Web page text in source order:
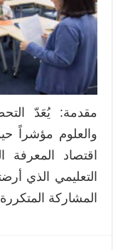
مقدمة: يُعَدّ
والعلوم مؤشراً
اقتصاد المعرفة
التعليمي الذي
المشاركة